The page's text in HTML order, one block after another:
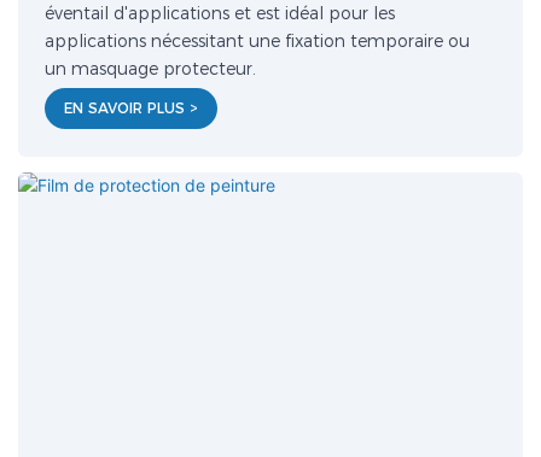
éventail d'applications et est idéal pour les
applications nécessitant une fixation temporaire ou
un masquage protecteur.
EN SAVOIR PLUS >